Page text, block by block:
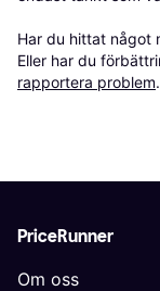
Har du hittat något
Eller har du
rapportera problem.
PriceRunner
Om oss